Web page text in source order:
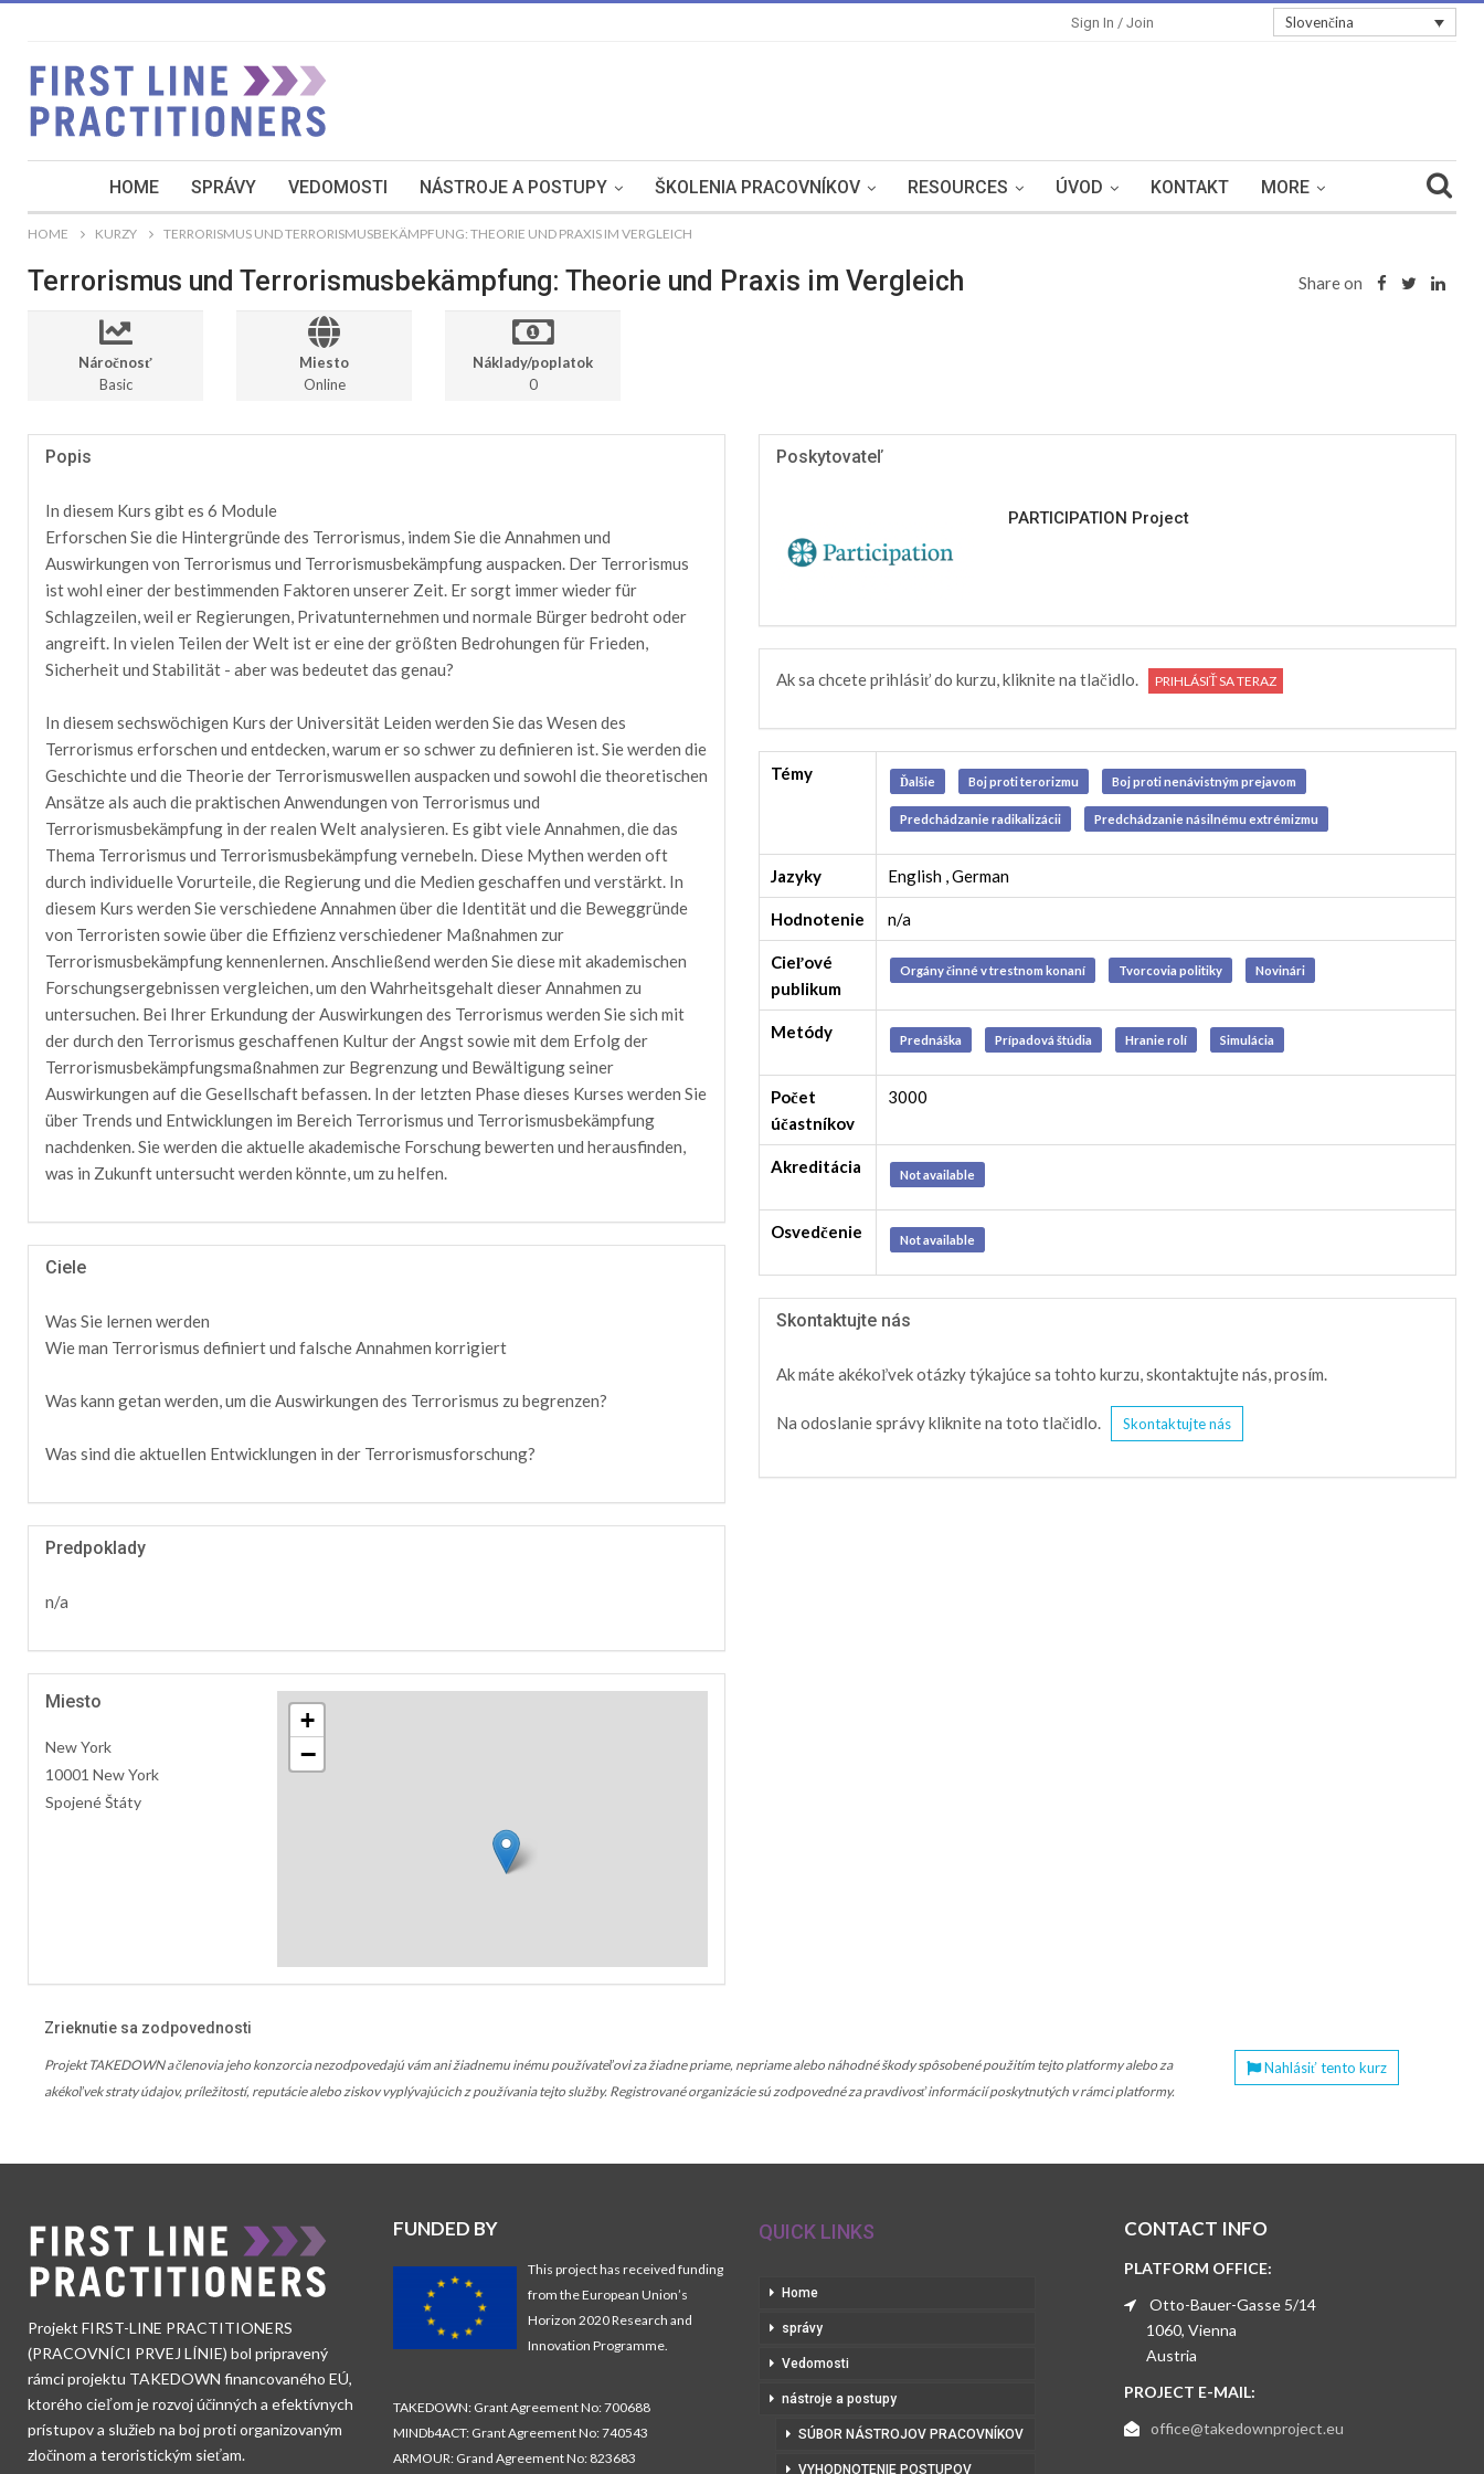
Slovenčina
Sign In / Join
HOME SPRÁVY VEDOMOSTI NÁSTROJE A POSTUPY ŠKOLENIA PRACOVNÍKOV RESOURCES ÚVOD KONTAKT MORE
HOME KURZY TERRORISMUS UND TERRORISMUSBEKÄMPFUNG: THEORIE UND PRAXIS IM VERGLEICH
Terrorismus und Terrorismusbekämpfung: Theorie und Praxis im Vergleich Share on
Náročnosť
Basic
Miesto
Online
Náklady/poplatok
0
Popis
In diesem Kurs gibt es 6 Module
Erforschen Sie die Hintergründe des Terrorismus, indem Sie die Annahmen und
Auswirkungen von Terrorismus und Terrorismusbekämpfung auspacken. Der Terrorismus
ist wohl einer der bestimmenden Faktoren unserer Zeit. Er sorgt immer wieder für
Schlagzeilen, weil er Regierungen, Privatunternehmen und normale Bürger bedroht oder
angreift. In vielen Teilen der Welt ist er eine der größten Bedrohungen für Frieden,
Sicherheit und Stabilität - aber was bedeutet das genau?
In diesem sechswöchigen Kurs der Universität Leiden werden Sie das Wesen des
Terrorismus erforschen und entdecken, warum er so schwer zu definieren ist. Sie werden die
Geschichte und die Theorie der Terrorismuswellen auspacken und sowohl die theoretischen
Ansätze als auch die praktischen Anwendungen von Terrorismus und
Terrorismusbekämpfung in der realen Welt analysieren. Es gibt viele Annahmen, die das
Thema Terrorismus und Terrorismusbekämpfung vernebeln. Diese Mythen werden oft
durch individuelle Vorurteile, die Regierung und die Medien geschaffen und verstärkt. In
diesem Kurs werden Sie verschiedene Annahmen über die Identität und die Beweggründe
von Terroristen sowie über die Effizienz verschiedener Maßnahmen zur
Terrorismusbekämpfung kennenlernen. Anschließend werden Sie diese mit akademischen
Forschungsergebnissen vergleichen, um den Wahrheitsgehalt dieser Annahmen zu
untersuchen. Bei Ihrer Erkundung der Auswirkungen des Terrorismus werden Sie sich mit
der durch den Terrorismus geschaffenen Kultur der Angst sowie mit dem Erfolg der
Terrorismusbekämpfungsmaßnahmen zur Begrenzung und Bewältigung seiner
Auswirkungen auf die Gesellschaft befassen. In der letzten Phase dieses Kurses werden Sie
über Trends und Entwicklungen im Bereich Terrorismus und Terrorismusbekämpfung
nachdenken. Sie werden die aktuelle akademische Forschung bewerten und herausfinden,
was in Zukunft untersucht werden könnte, um zu helfen.
Ciele
Was Sie lernen werden
Wie man Terrorismus definiert und falsche Annahmen korrigiert
Was kann getan werden, um die Auswirkungen des Terrorismus zu begrenzen?
Was sind die aktuellen Entwicklungen in der Terrorismusforschung?
Predpoklady
n/a
Miesto
New York
10001 New York
Spojené Štáty
+
−
Poskytovateľ
PARTICIPATION Project
Ak sa chcete prihlásiť do kurzu, kliknite na tlačidlo. PRIHLÁSIŤ SA TERAZ
Témy Ďalšie Boj proti terorizmu Boj proti nenávistným prejavom
Predchádzanie radikalizácii Predchádzanie násilnému extrémizmu
Jazyky English , German
Hodnotenie n/a
Cieľové
publikum
Orgány činné v trestnom konaní Tvorcovia politiky Novinári
Metódy Prednáška Prípadová štúdia Hranie rolí Simulácia
Počet
účastníkov
3000
Akreditácia Not available
Osvedčenie Not available
Skontaktujte nás
Ak máte akékoľvek otázky týkajúce sa tohto kurzu, skontaktujte nás, prosím.
Na odoslanie správy kliknite na toto tlačidlo. Skontaktujte nás
Zrieknutie sa zodpovednosti
Projekt TAKEDOWN a členovia jeho konzorcia nezodpovedajú vám ani žiadnemu inému používateľovi za žiadne priame, nepriame alebo náhodné škody spôsobené použitím tejto platformy alebo za
akékoľvek straty údajov, príležitostí, reputácie alebo ziskov vyplývajúcich z používania tejto služby. Registrované organizácie sú zodpovedné za pravdivosť informácií poskytnutých v rámci platformy.
Nahlásiť tento kurz
Projekt FIRST-LINE PRACTITIONERS
(PRACOVNÍCI PRVEJ LÍNIE) bol pripravený
rámci projektu TAKEDOWN financovaného EÚ,
ktorého cieľom je rozvoj účinných a efektívnych
prístupov a služieb na boj proti organizovaným
zločinom a teroristickým sieťam.
FUNDED BY
This project has received funding
from the European Union’s
Horizon 2020 Research and
Innovation Programme.
TAKEDOWN: Grant Agreement No: 700688
MINDb4ACT: Grant Agreement No: 740543
ARMOUR: Grand Agreement No: 823683
QUICK LINKS
Home
správy
Vedomosti
nástroje a postupy
SÚBOR NÁSTROJOV PRACOVNÍKOV
VYHODNOTENIE POSTUPOV
CONTACT INFO
PLATFORM OFFICE:
Otto-Bauer-Gasse 5/14
1060, Vienna
Austria
PROJECT E-MAIL:
office@takedownproject.eu